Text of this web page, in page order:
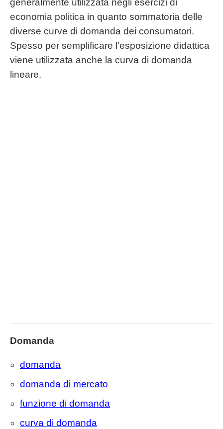
generalmente utilizzata negli esercizi di
economia politica in quanto sommatoria delle
diverse curve di domanda dei consumatori.
Spesso per semplificare l'esposizione didattica
viene utilizzata anche la curva di domanda
lineare.
Domanda
domanda
domanda di mercato
funzione di domanda
curva di domanda